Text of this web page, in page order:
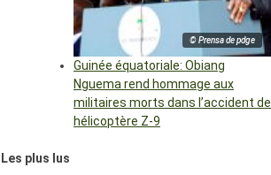
© Prensa de pdge
Guinée équatoriale: Obiang
Nguema rend hommage aux
militaires morts dans l’accident de
hélicoptère Z-9
Les plus lus